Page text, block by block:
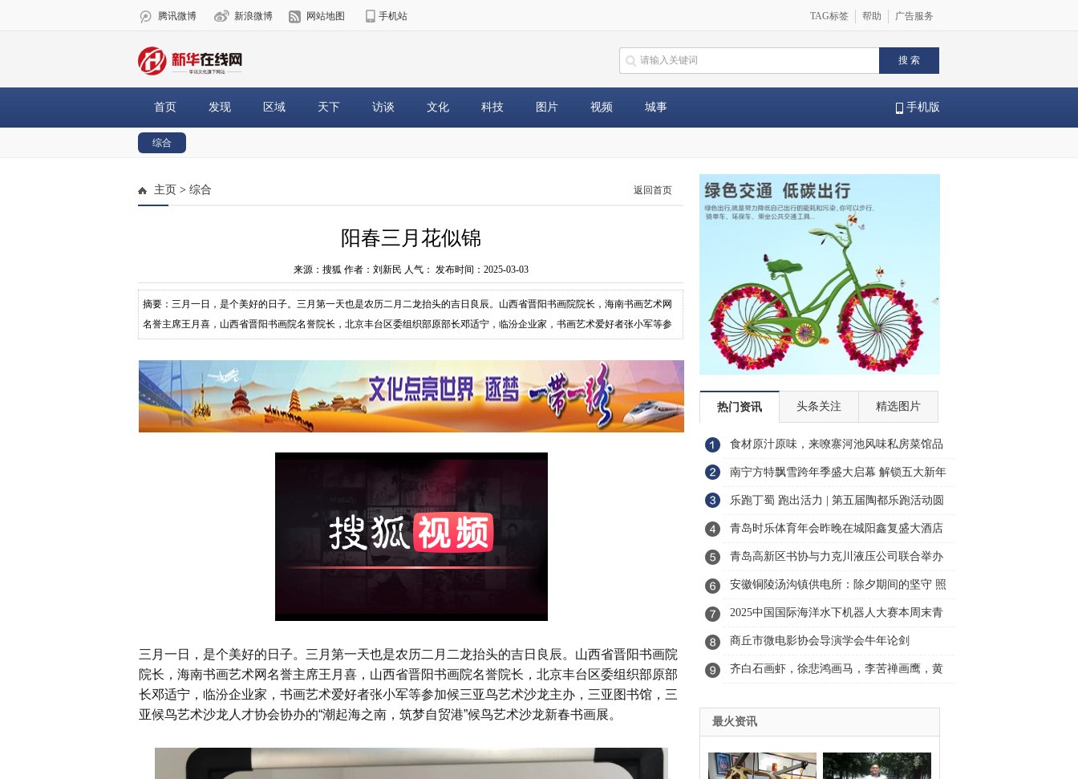
腾讯微博 新浪微博 网站地图 手机站 TAG标签 帮助 广告服务
首页 发现 区域 天下 访谈 文化 科技 图片 视频 城事 手机版
综合
主页 > 综合 返回首页
阳春三月花似锦
来源：搜狐 作者：刘新民 人气： 发布时间：2025-03-03
摘要：三月一日，是个美好的日子。三月第一天也是农历二月二龙抬头的吉日良辰。山西省晋阳书画院院长，海南书画艺术网
名誉主席王月喜，山西省晋阳书画院名誉院长，北京丰台区委组织部原部长邓适宁，临汾企业家，书画艺术爱好者张小军等参
三月一日，是个美好的日子。三月第一天也是农历二月二龙抬头的吉日良辰。山西省晋阳书画院
院长，海南书画艺术网名誉主席王月喜，山西省晋阳书画院名誉院长，北京丰台区委组织部原部
长邓适宁，临汾企业家，书画艺术爱好者张小军等参加候三亚鸟艺术沙龙主办，三亚图书馆，三
亚候鸟艺术沙龙人才协会协办的“潮起海之南，筑梦自贸港”候鸟艺术沙龙新春书画展。
热门资讯 头条关注 精选图片
食材原汁原味，来嘹寨河池风味私房菜馆品
尝广
南宁方特飘雪跨年季盛大启幕 解锁五大新年
玩
乐跑丁蜀 跑出活力 | 第五届陶都乐跑活动圆
满
青岛时乐体育年会昨晚在城阳鑫复盛大酒店
圆满
青岛高新区书协与力克川液压公司联合举办
主题
安徽铜陵汤沟镇供电所：除夕期间的坚守 照
亮
2025中国国际海洋水下机器人大赛本周末青
岛
商丘市微电影协会导演学会牛年论剑
齐白石画虾，徐悲鸿画马，李苦禅画鹰，黄
最火资讯